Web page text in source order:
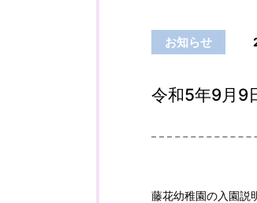
お知らせ
令和5年9月9
藤花幼稚園の入園説